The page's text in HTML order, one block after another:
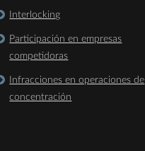
Interlocking
Participación en empresas
competidoras
Infracciones en operaciones de
concentración